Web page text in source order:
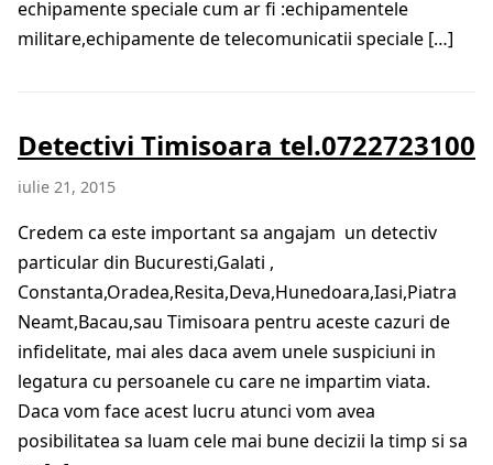
echipamente speciale cum ar fi :echipamentele
militare,echipamente de telecomunicatii speciale […]
Detectivi Timisoara tel.0722723100
iulie 21, 2015
Credem ca este important sa angajam un detectiv
particular din Bucuresti,Galati ,
Constanta,Oradea,Resita,Deva,Hunedoara,Iasi,Piatra
Neamt,Bacau,sau Timisoara pentru aceste cazuri de
infidelitate, mai ales daca avem unele suspiciuni in
legatura cu persoanele cu care ne impartim viata.
Daca vom face acest lucru atunci vom avea
posibilitatea sa luam cele mai bune decizii la timp si sa